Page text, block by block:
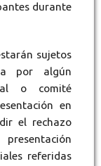
durante
sujetos
por algún
o comité
en
el rechazo
referidas